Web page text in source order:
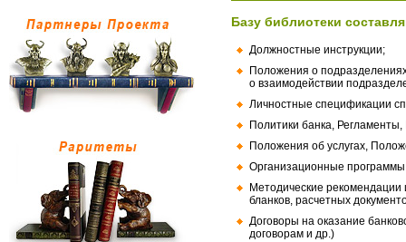
Базу библиотеки
Должностные инструкции;
Положения о
о взаимодействии
Личностные спецификации
Политики банка,
Положения об услугах,
Организационные
Методические
бланков, расчетных
Договоры на оказание
договорам и др.)